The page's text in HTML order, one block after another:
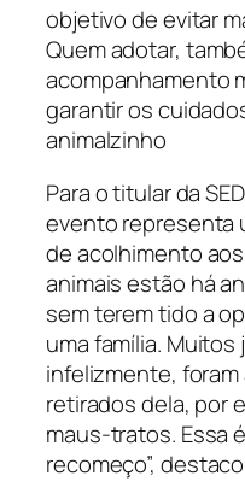
objetivo de evitar
Quem adotar,
acompanhamento
garantir os
animalzinho
Para o titular da
evento representa
de acolhimento
animais estão há
sem terem tido a
uma família. Muitos
infelizmente,
retirados dela, por
maus-tratos. Essa
recomeço”,